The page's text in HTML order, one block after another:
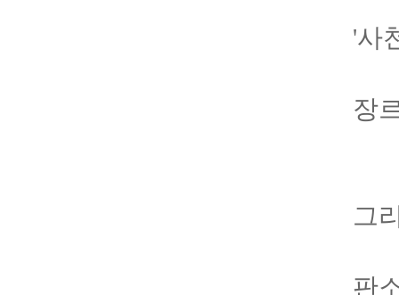
'사
장
그
판